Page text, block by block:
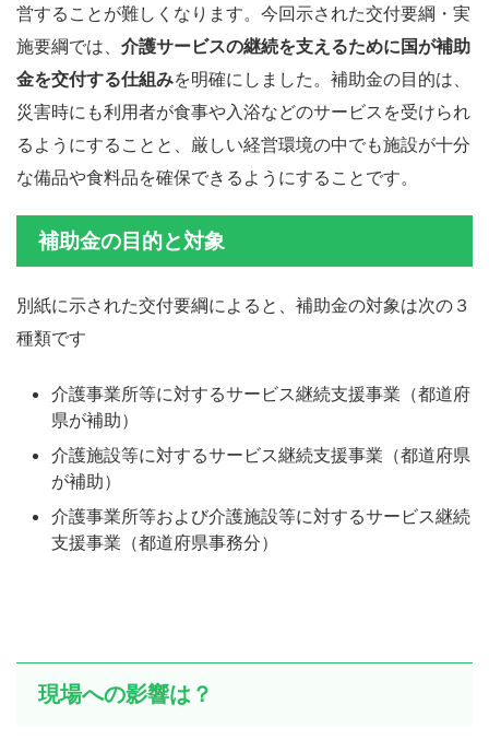
営することが難しくなります。今回示された交付要綱・実
施要綱では、 介護サービスの継続を支えるために国が補助
金を交付する仕組みを明確にしました。補助金の目的は、
災害時にも利用者が食事や入浴などのサービスを受けられ
るようにすることと、厳しい経営環境の中でも施設が十分
な備品や食料品を確保できるようにすることです。
補助金の目的と対象
別紙に示された交付要綱によると、補助金の対象は次の３
種類です
介護事業所等に対するサービス継続支援事業（都道府
県が補助）
介護施設等に対するサービス継続支援事業（都道府県
が補助）
介護事業所等および介護施設等に対するサービス継続
支援事業（都道府県事務分）
現場への影響は？